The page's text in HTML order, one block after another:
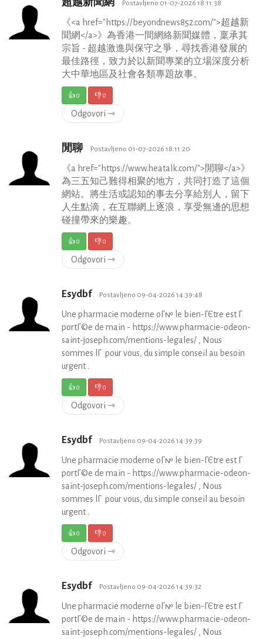
Postavljeno 01-07-2026 18:11:38
《<a href="https://beyondnews852.com/">超越新
聞網</a>》為香港一間網絡新聞媒體，稟承其
宗旨 - 超越激進與保守之爭，尋找香港發展的
最佳路徑，致力於以新聞專業的立場深度分析
大中華地區及社會各類專題故事。
👍0 👎0
Odgovori ⇾
閒聊 Postavljeno 01-07-2026 18:11:20
《a href="https://www.heatalk.com/">閒聊</a>》
為三五知己難得相聚的地方，共同打造了這個
網站。將生活或認知的事去分享給別人，留下
人生點滴，在互聯網上逐浪，享受無邊的思想
碰撞帶來的樂趣。
👍0 👎0
Odgovori ⇾
Esydbf Postavljeno 09-04-2026 14:39:48
Une pharmacie moderne oГ№ le bien-ГЄtre est Г
portГ©e de main - https://www.pharmacie-odeon-
saint-joseph.com/mentions-legales/ , Nous
sommes lГ pour vous, du simple conseil au besoin
urgent .
👍0 👎0
Odgovori ⇾
Esydbf Postavljeno 09-04-2026 14:39:39
Une pharmacie moderne oГ№ le bien-ГЄtre est Г
portГ©e de main - https://www.pharmacie-odeon-
saint-joseph.com/mentions-legales/ , Nous
sommes lГ pour vous, du simple conseil au besoin
urgent .
👍0 👎0
Odgovori ⇾
Esydbf Postavljeno 09-04-2026 14:39:32
Une pharmacie moderne oГ№ le bien-ГЄtre est Г
portГ©e de main - https://www.pharmacie-odeon-
saint-joseph.com/mentions-legales/ , Nous